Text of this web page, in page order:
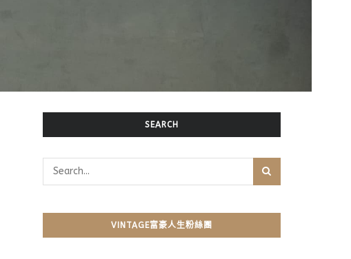
SEARCH
VINTAGE富豪人生粉絲團